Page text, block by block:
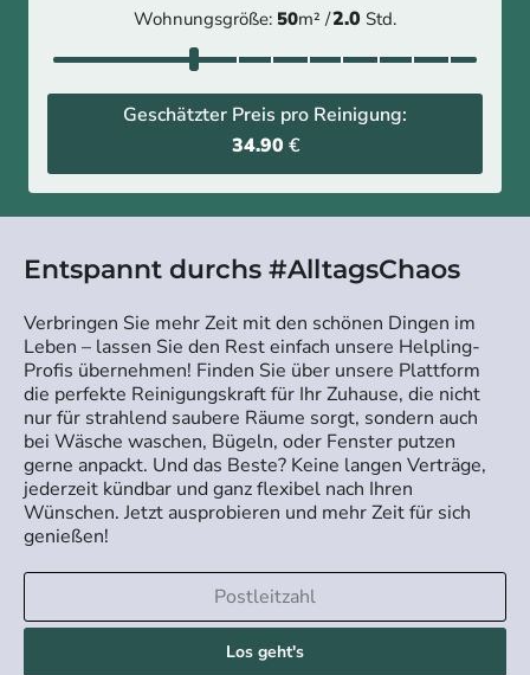
Wohnungsgröße: 50m² /2.0 Std.
Geschätzter Preis pro Reinigung:
34.90 €
Entspannt durchs #AlltagsChaos
Verbringen Sie mehr Zeit mit den schönen Dingen im
Leben – lassen Sie den Rest einfach unsere Helpling-
Profis übernehmen! Finden Sie über unsere Plattform
die perfekte Reinigungskraft für Ihr Zuhause, die nicht
nur für strahlend saubere Räume sorgt, sondern auch
bei Wäsche waschen, Bügeln, oder Fenster putzen
gerne anpackt. Und das Beste? Keine langen Verträge,
jederzeit kündbar und ganz flexibel nach Ihren
Wünschen. Jetzt ausprobieren und mehr Zeit für sich
genießen!
Los geht's